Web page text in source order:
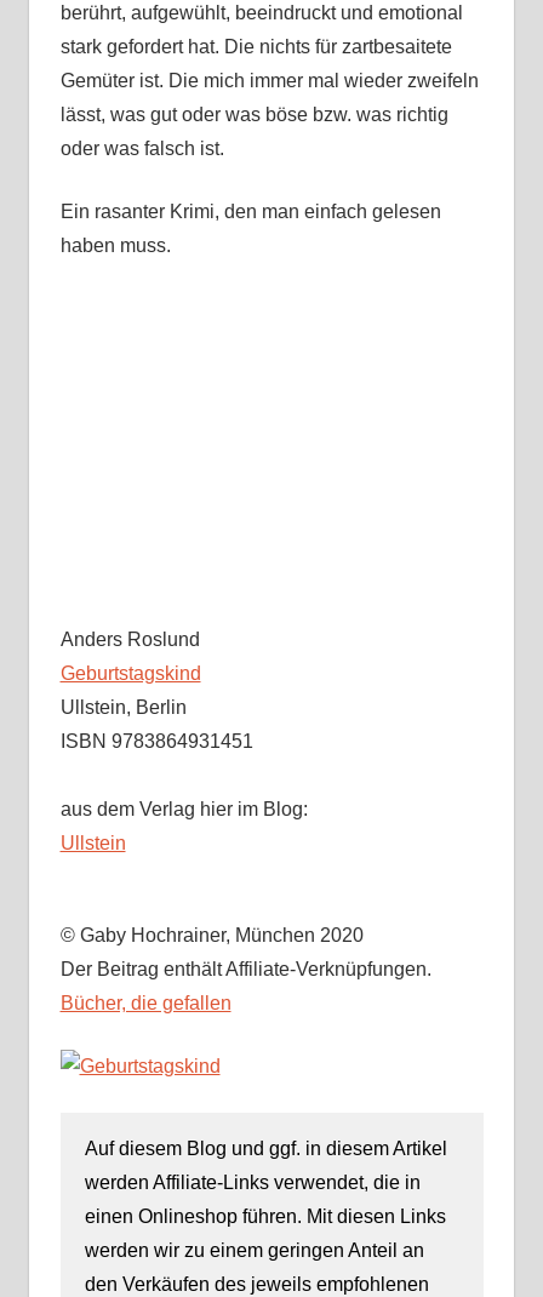
berührt, aufgewühlt, beeindruckt und emotional
stark gefordert hat. Die nichts für zartbesaitete
Gemüter ist. Die mich immer mal wieder zweifeln
lässt, was gut oder was böse bzw. was richtig
oder was falsch ist.
Ein rasanter Krimi, den man einfach gelesen
haben muss.
Anders Roslund
Geburtstagskind
Ullstein, Berlin
ISBN 9783864931451
aus dem Verlag hier im Blog:
Ullstein
© Gaby Hochrainer, München 2020
Der Beitrag enthält Affiliate-Verknüpfungen.
Bücher, die gefallen
Auf diesem Blog und ggf. in diesem Artikel
werden Affiliate-Links verwendet, die in
einen Onlineshop führen. Mit diesen Links
werden wir zu einem geringen Anteil an
den Verkäufen des jeweils empfohlenen